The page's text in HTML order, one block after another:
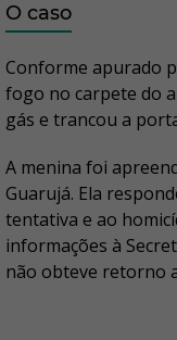
O caso
Conforme apurado
fogo no carpete do
gás e trancou a
A menina foi
Guarujá. Ela
tentativa e ao
informações à
não obteve retorno